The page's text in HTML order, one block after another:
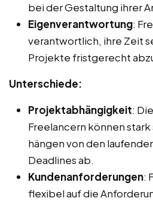
bei der Gestaltung ihrer
Eigenverantwortung:
verantwortlich, ihre Zeit
Projekte fristgerecht
Unterschiede:
Projektabhängigkeit:
Freelancern können
hängen von den
Deadlines ab.
Kundenanforderungen:
flexibel auf die